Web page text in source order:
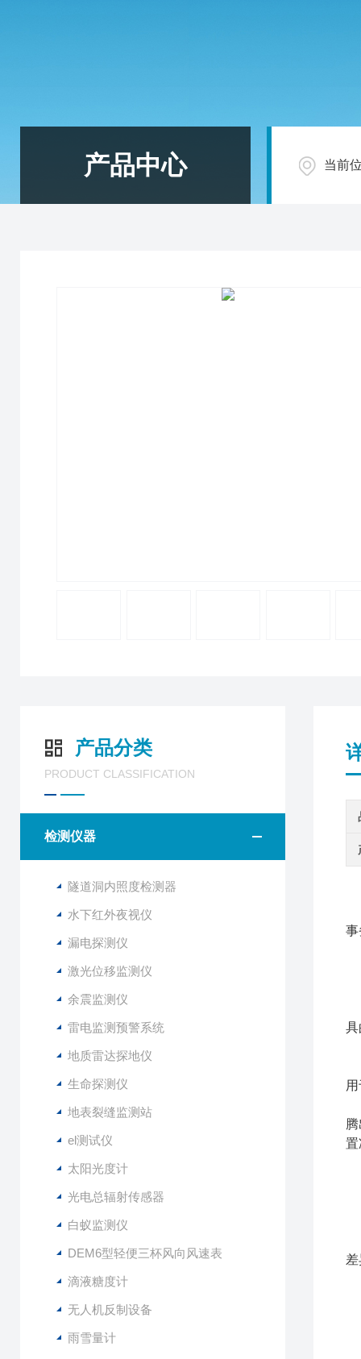
产品中心 当前
产品分类
PRODUCT CLASSIFICATION
检测仪器
隧道洞内照度检测器
水下红外夜视仪
漏电探测仪
激光位移监测仪
余震监测仪
雷电监测预警系统
地质雷达探地仪
生命探测仪
地表裂缝监测站
el测试仪
太阳光度计
光电总辐射传感器
白蚁监测仪
DEM6型轻便三杯风向风速表
滴液糖度计
无人机反制设备
雨雪量计
事
具
置